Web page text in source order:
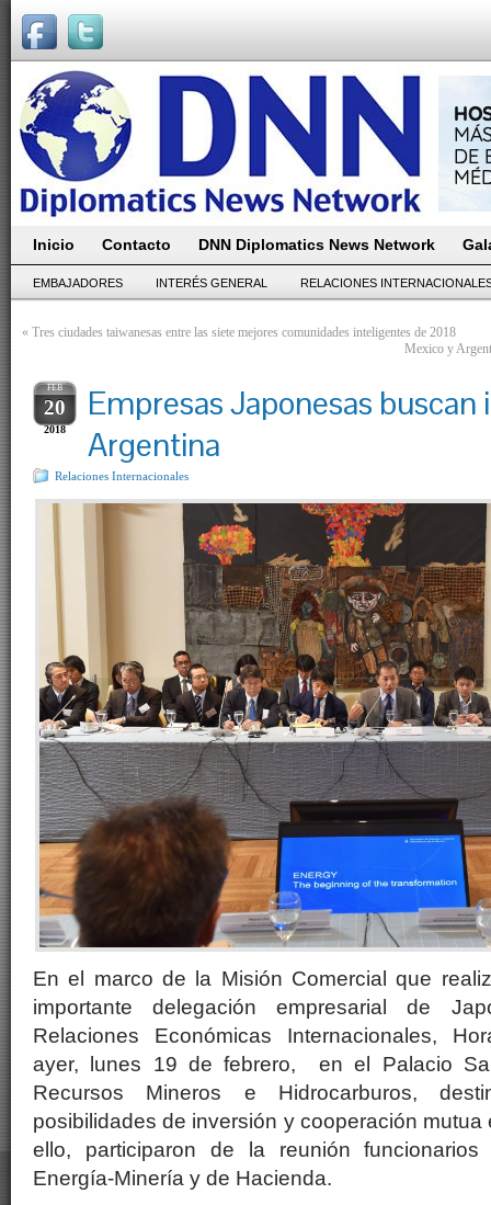
Inicio Contacto DNN Diplomatics News Network
EMBAJADORES INTERÉS GENERAL RELACIONES
« Tres ciudades taiwanesas entre las siete mejores comunidades inteligentes de 2018
Mexico y
FEB
20
2018
Empresas Japonesas buscan
Argentina
Relaciones Internacionales
En el marco de la Misión Comercial que
importante delegación empresarial de
Relaciones Económicas Internacionales,
ayer, lunes 19 de febrero, en el Palacio
Recursos Mineros e Hidrocarburos,
posibilidades de inversión y cooperación
ello, participaron de la reunión
Energía-Minería y de Hacienda.